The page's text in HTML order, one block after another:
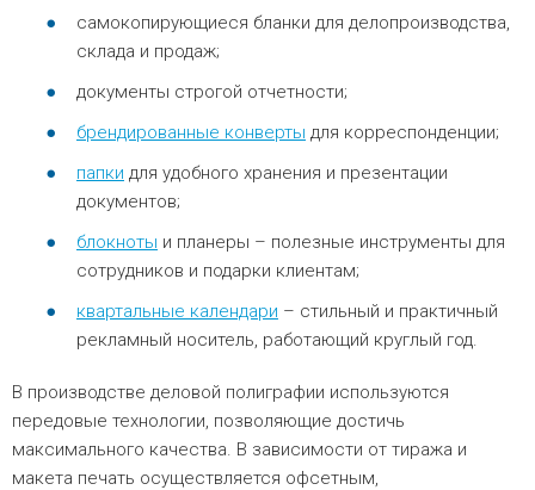
самокопирующиеся бланки для делопроизводства,
склада и продаж;
документы строгой отчетности;
брендированные конверты для корреспонденции;
папки для удобного хранения и презентации
документов;
блокноты и планеры – полезные инструменты для
сотрудников и подарки клиентам;
квартальные календари – стильный и практичный
рекламный носитель, работающий круглый год.
В производстве деловой полиграфии используются
передовые технологии, позволяющие достичь
максимального качества. В зависимости от тиража и
макета печать осуществляется офсетным,